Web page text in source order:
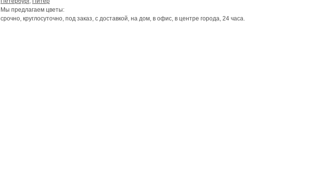
Мы предлагаем цветы:
срочно, круглосуточно, под заказ, с доставкой, на дом, в офис, в центре города, 24 часа.